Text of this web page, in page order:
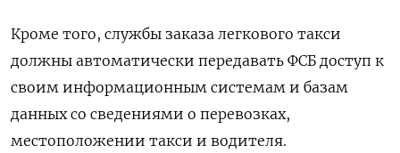
Кроме того, службы заказа легкового такси
должны автоматически передавать ФСБ доступ к
своим информационным системам и базам
данных со сведениями о перевозках,
местоположении такси и водителя.